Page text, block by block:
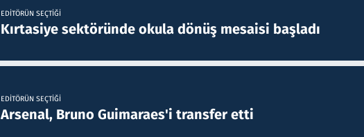
EDITÖRÜN SEÇTIĞI
Kırtasiye sektöründe okula dönüş mesaisi başladı
EDITÖRÜN SEÇTIĞI
Arsenal, Bruno Guimaraes'i transfer etti